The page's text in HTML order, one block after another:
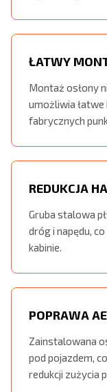
ŁATWY
Montaż osłony
umożliwia
fabrycznych
REDUKCJA
Gruba stalowa
dróg i napędu,
kabinie.
POPRAWA
Zainstalowana
pod pojazdem,
redukcji zużycia